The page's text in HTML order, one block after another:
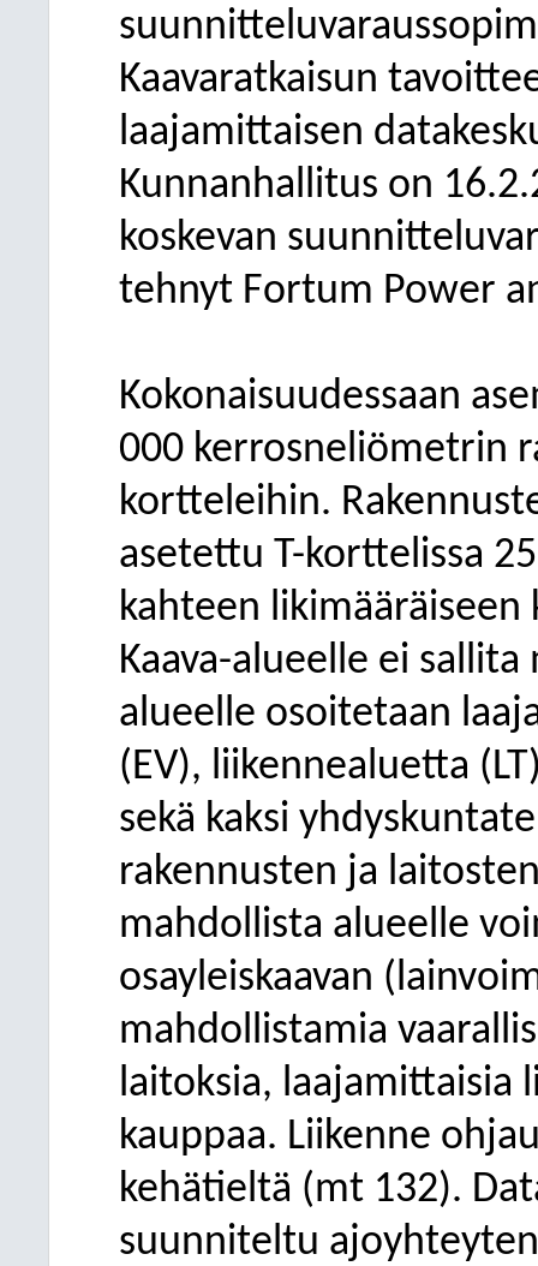
Kaavaratkaisun
laajamittaisen
Kunnanhallitus on
koskevan
tehnyt Fortum Power
Kokonaisuudessaan
000 kerrosneliömetrin
kortteleihin.
asetettu T-korttelissa
kahteen likimääräiseen
Kaava-alueelle ei
alueelle osoitetaan
(EV), liikennealuetta
sekä kaksi
rakennusten ja
mahdollista alueelle
osayleiskaavan
mahdollistamia
laitoksia, laajamittaisia
kauppaa. Liikenne
kehätieltä (mt 132).
suunniteltu